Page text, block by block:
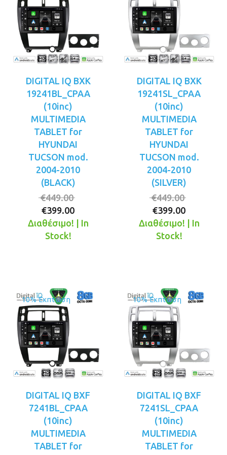
DIGITAL IQ BXK
19241BL_CPAA
(10inc)
MULTIMEDIA
TABLET for
HYUNDAI
TUCSON mod.
2004-2010
(BLACK)
€449.00
was:
€399.00
τρέχουσα
Διαθέσιμο! | In
Stock!
DIGITAL IQ BXK
19241SL_CPAA
(10inc)
MULTIMEDIA
TABLET for
HYUNDAI
TUCSON mod.
2004-2010
(SILVER)
€449.00
was:
€399.00
Διαθέσιμο! | In
Stock!
10% Έκπτωση
DIGITAL IQ BXF
7241BL_CPAA
(10inc)
MULTIMEDIA
TABLET for
10% Έκπτωση
DIGITAL IQ BXF
7241SL_CPAA
(10inc)
MULTIMEDIA
TABLET for